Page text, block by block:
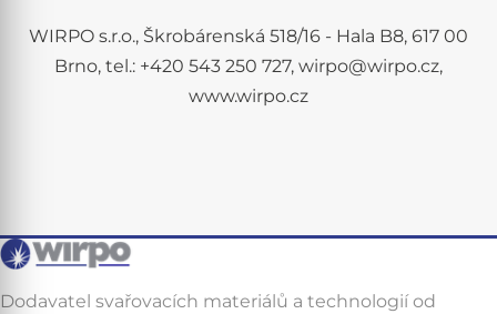
WIRPO s.r.o., Škrobárenská 518/16 - Hala B8, 617 00
Brno, tel.: +420 543 250 727, wirpo@wirpo.cz,
www.wirpo.cz
Dodavatel svařovacích materiálů a technologií od